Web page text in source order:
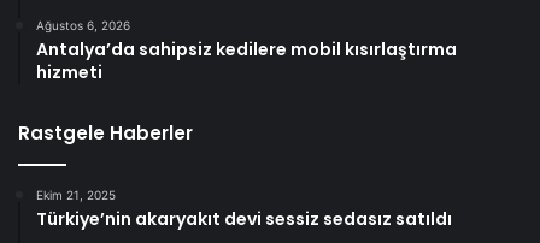
Ağustos 6, 2026
Antalya’da sahipsiz kedilere mobil kısırlaştırma
hizmeti
Rastgele Haberler
Ekim 21, 2025
Türkiye’nin akaryakıt devi sessiz sedasız satıldı